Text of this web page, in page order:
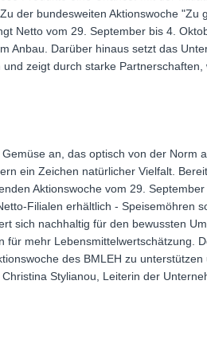
der bundesweiten Aktionswoche "Zu
Netto vom 29. September bis 4.
Anbau. Darüber hinaus setzt das
zeigt durch starke
an, das optisch von der Norm
ein Zeichen natürlicher Vielfalt.
Aktionswoche vom 29.
Filialen erhältlich - Speisemöhren
sich nachhaltig für den bewussten
mehr Lebensmittelwertschätzung.
des BMLEH zu
Stylianou, Leiterin der